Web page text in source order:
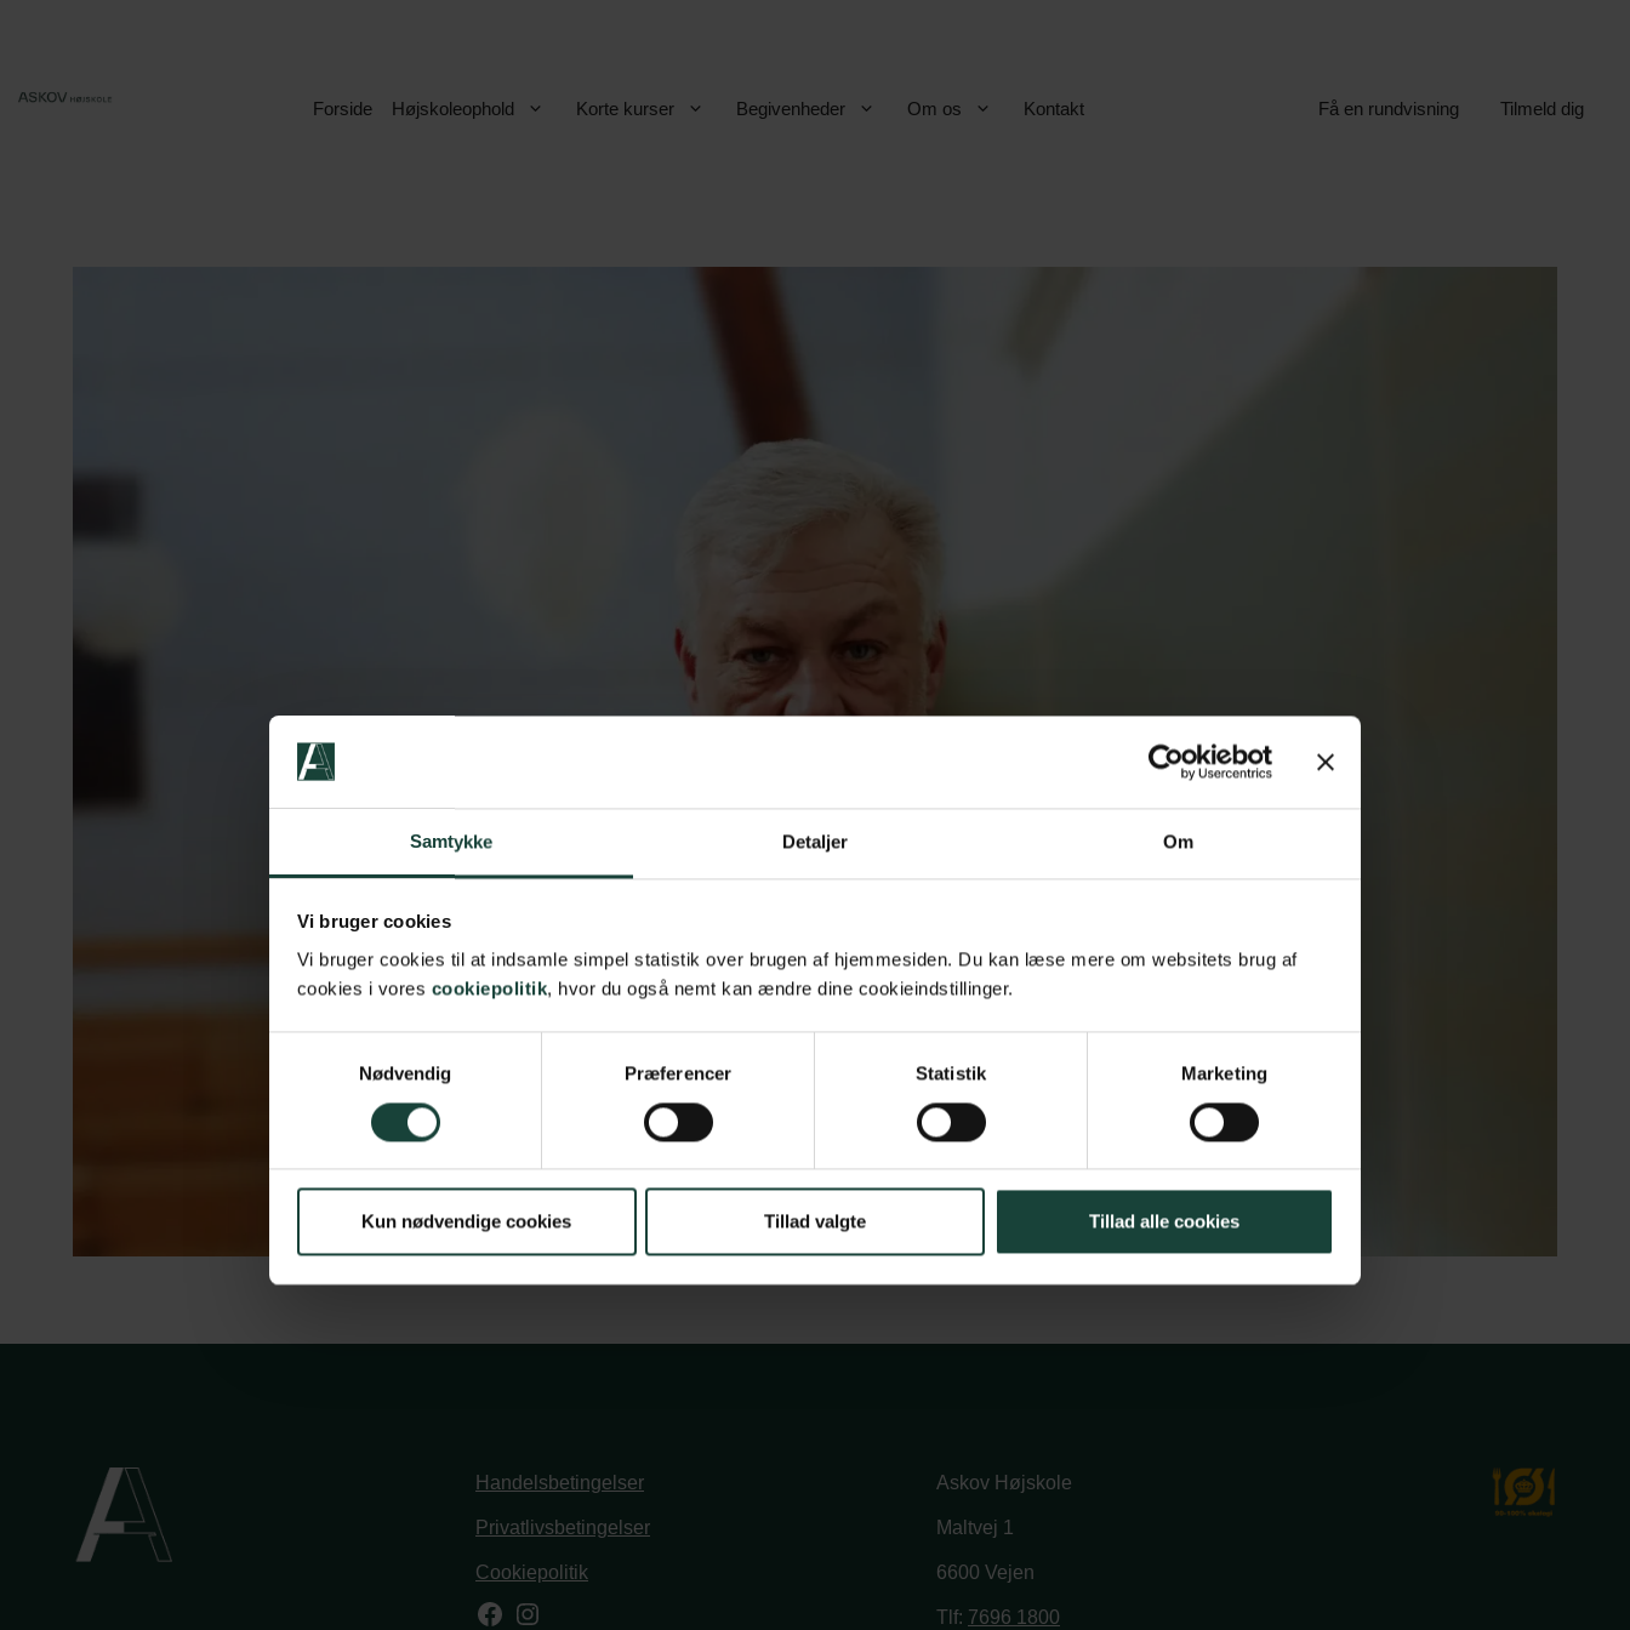
Samtykke Detaljer Om
Vi bruger cookies
Vi bruger cookies til at indsamle simpel statistik over brugen af hjemmesiden. Du kan læse mere om websitets brug af
cookies i vores cookiepolitik, hvor du også nemt kan ændre dine cookieindstillinger.
Nødvendig
Præferencer Statistik Marketing
Kun nødvendige cookies Tillad valgte Tillad alle cookies
Forside
Højskoleophold Korte kurser Begivenheder Om os Kontakt Få en rundvisning Tilmeld dig
Handelsbetingelser
Privatlivsbetingelser
Cookiepolitik
Facebook
Instagram
Askov Højskole
Maltvej 1
6600 Vejen
Tlf: 7696 1800